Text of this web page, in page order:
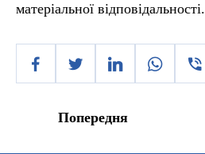
матеріальної відповідальності.
Попередня